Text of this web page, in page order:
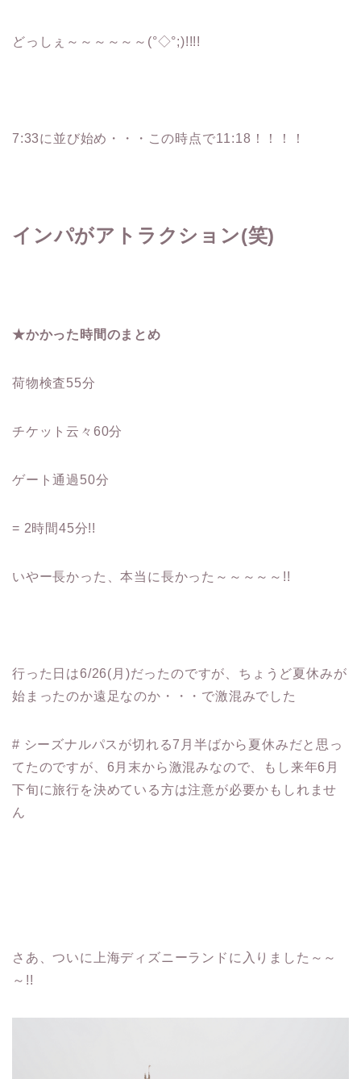
どっしぇ～～～～～～(°◇°;)!!!!
7:33に並び始め・・・この時点で11:18！！！！
インパがアトラクション(笑)
★かかった時間のまとめ
荷物検査55分
チケット云々60分
ゲート通過50分
= 2時間45分!!
いやー長かった、本当に長かった～～～～～!!
行った日は6/26(月)だったのですが、ちょうど夏休みが
始まったのか遠足なのか・・・で激混みでした
# シーズナルパスが切れる7月半ばから夏休みだと思っ
てたのですが、6月末から激混みなので、もし来年6月
下旬に旅行を決めている方は注意が必要かもしれませ
ん
さあ、ついに上海ディズニーランドに入りました～～
～!!